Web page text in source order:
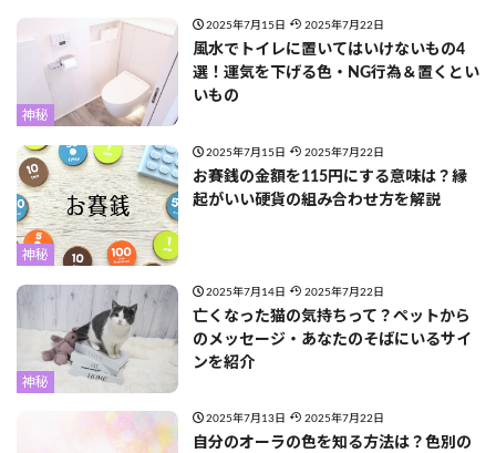
神秘
2025年7月15日 2025年7月22日
風水でトイレに置いてはいけないもの4
選！運気を下げる色・NG行為＆置くとい
いもの
神秘
2025年7月15日 2025年7月22日
お賽銭の金額を115円にする意味は？縁
起がいい硬貨の組み合わせ方を解説
神秘
2025年7月14日 2025年7月22日
亡くなった猫の気持ちって？ペットから
のメッセージ・あなたのそばにいるサイ
ンを紹介
2025年7月13日 2025年7月22日
自分のオーラの色を知る方法は？色別の